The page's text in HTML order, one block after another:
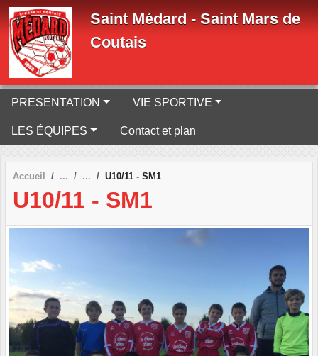
Saint Médard - Saint Mars de
Coutais
PRESENTATION VIE SPORTIVE
LES ÉQUIPES Contact et plan
Accueil U10/11 - SM1
U10/11 - SM1
Panneau de gestion des cookies